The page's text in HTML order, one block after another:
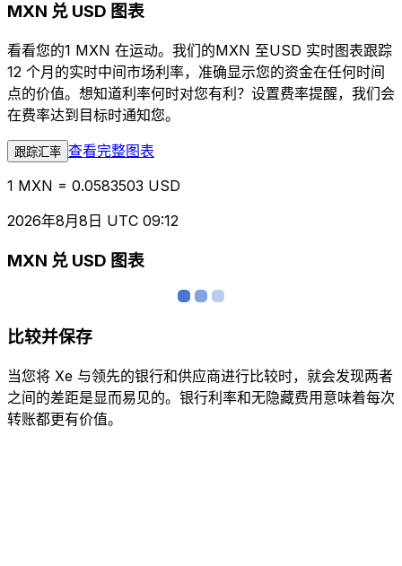
MXN 兑 USD 图表
看看您的1 MXN 在运动。我们的MXN 至USD 实时图表跟踪
12 个月的实时中间市场利率，准确显示您的资金在任何时间
点的价值。想知道利率何时对您有利？设置费率提醒，我们会
在费率达到目标时通知您。
跟踪汇率 查看完整图表
1 MXN = 0.0583503 USD
2026年8月8日 UTC 09:12
MXN 兑 USD 图表
比较并保存
当您将 Xe 与领先的银行和供应商进行比较时，就会发现两者
之间的差距是显而易见的。银行利率和无隐藏费用意味着每次
转账都更有价值。